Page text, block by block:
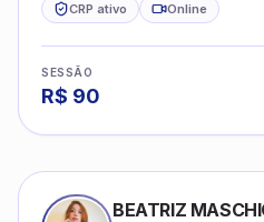
CRP ativo Online
SESSÃO
R$ 90
BEATRIZ